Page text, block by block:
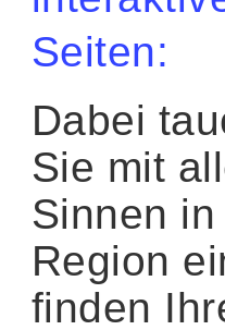
Seiten:
Dabei
Sie mit
Sinnen
Region
finden